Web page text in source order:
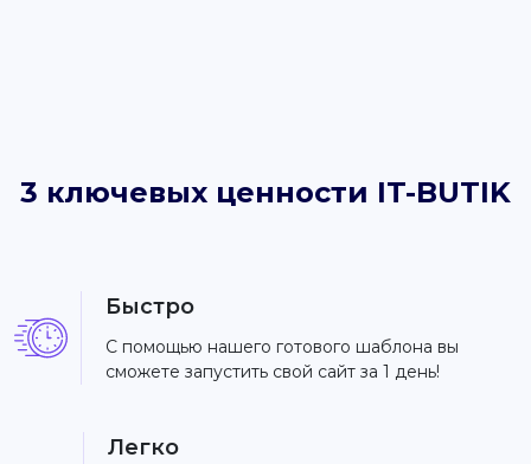
3 ключевых ценности IT-BUTIK
Быстро
С помощью нашего готового шаблона вы
сможете запустить свой сайт за 1 день!
Легко